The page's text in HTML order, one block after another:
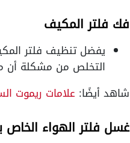
فك فلتر المكيف
يفضل تنظيف فلتر
التخلص من مشكلة أن
شاهد أيضًا: علامات ريموت
غسل فلتر الهواء الخاص